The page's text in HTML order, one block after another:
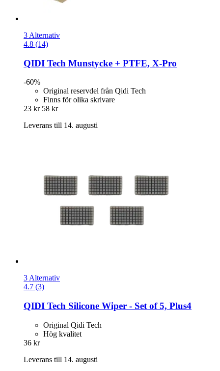
3 Alternativ
4.8 (14)
QIDI Tech Munstycke + PTFE, X-​Pro
-60%
Original reservdel från Qidi Tech
Finns för olika skrivare
23 kr 58 kr
Leverans till 14. augusti
3 Alternativ
4.7 (3)
QIDI Tech Silicone Wiper -​ Set of 5, Plus4
Original Qidi Tech
Hög kvalitet
36 kr
Leverans till 14. augusti